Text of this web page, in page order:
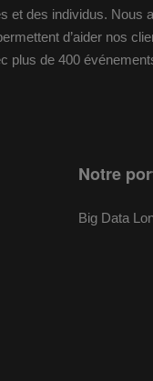
et des individus. Nous
d’aider nos
plus de 400
Notre
Big Data